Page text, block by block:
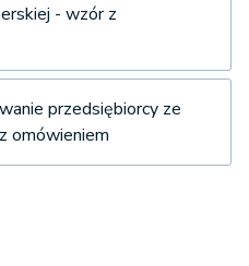
- wzór z
przedsiębiorcy ze
omówieniem